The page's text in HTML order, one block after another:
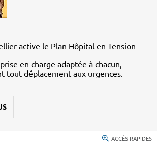
active le Plan Hôpital en Tension –
en charge adaptée à chacun,
tout déplacement aux urgences.
ACCÈS RAPIDES